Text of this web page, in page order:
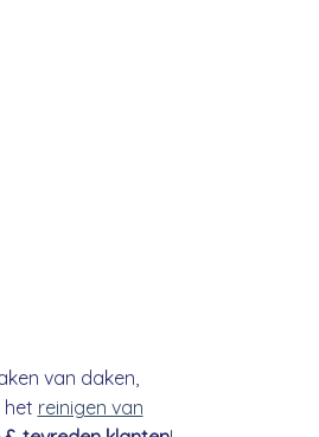
van daken,
het reinigen van